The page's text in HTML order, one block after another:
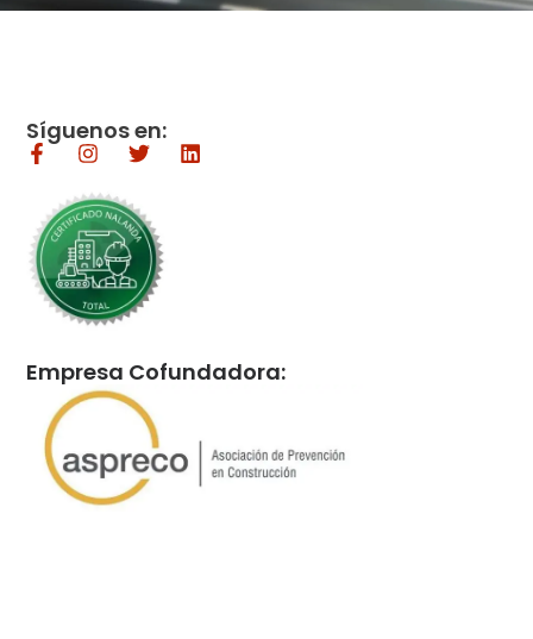
Síguenos en:
Empresa Cofundadora: